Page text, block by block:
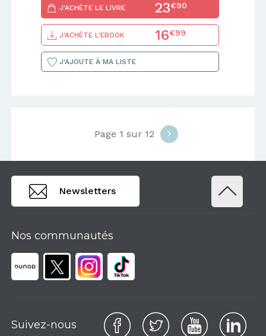
J'ACHÈTE LE LIVRE 23€90
J'ACHÈTE L'EBOOK 16€99
J'AJOUTE À MA LISTE
Page 1 sur 12
Newsletters
Nos communautés
Suivez-nous